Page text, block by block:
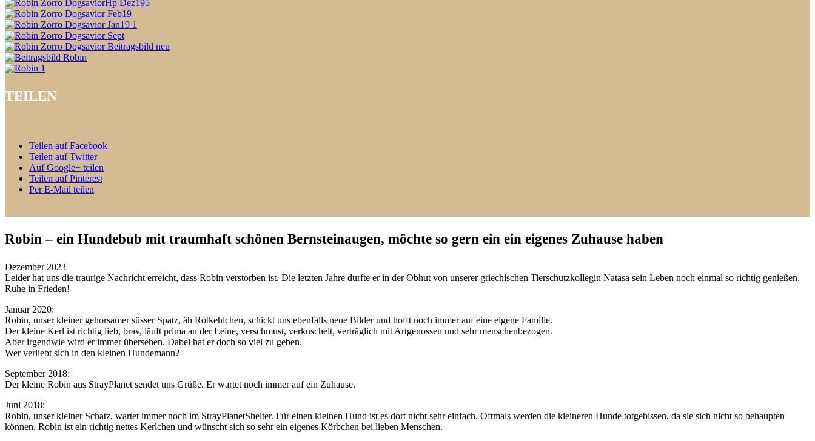
TEILEN
Teilen auf Facebook
Teilen auf Twitter
Auf Google+ teilen
Teilen auf Pinterest
Per E-Mail teilen
Robin – ein Hundebub mit traumhaft schönen Bernsteinaugen, möchte so gern ein ein eigenes Zuhause haben
Dezember 2023
Leider hat uns die traurige Nachricht erreicht, dass Robin verstorben ist. Die letzten Jahre durfte er in der Obhut von unserer griechischen Tierschutzkollegin Natasa sein Leben noch einmal so richtig genießen.
Ruhe in Frieden!
Januar 2020:
Robin, unser kleiner gehorsamer süsser Spatz, äh Rotkehlchen, schickt uns ebenfalls neue Bilder und hofft noch immer auf eine eigene Familie.
Der kleine Kerl ist richtig lieb, brav, läuft prima an der Leine, verschmust, verkuschelt, verträglich mit Artgenossen und sehr menschenbezogen.
Aber irgendwie wird er immer übersehen. Dabei hat er doch so viel zu geben.
Wer verliebt sich in den kleinen Hundemann?
September 2018:
Der kleine Robin aus StrayPlanet sendet uns Grüße. Er wartet noch immer auf ein Zuhause.
Juni 2018:
Robin, unser kleiner Schatz, wartet immer noch im StrayPlanetShelter. Für einen kleinen Hund ist es dort nicht sehr einfach. Oftmals werden die kleineren Hunde totgebissen, da sie sich nicht so behaupten
können. Robin ist ein richtig nettes Kerlchen und wünscht sich so sehr ein eigenes Körbchen bei lieben Menschen.